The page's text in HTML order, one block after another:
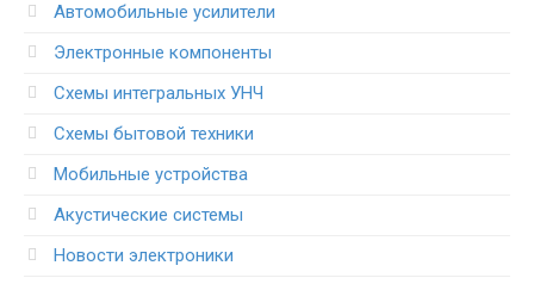
Автомобильные усилители
Электронные компоненты
Схемы интегральных УНЧ
Схемы бытовой техники
Мобильные устройства
Акустические системы
Новости электроники